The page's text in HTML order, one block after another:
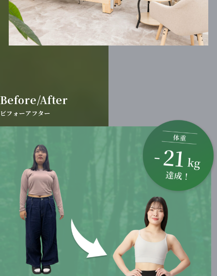
Before/After
ビフォーアフター